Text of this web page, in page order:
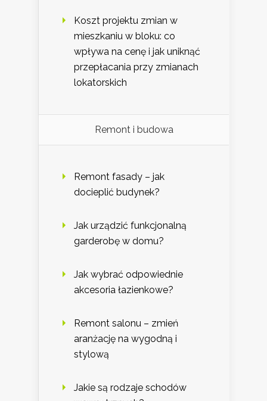
Koszt projektu zmian w
mieszkaniu w bloku: co
wpływa na cenę i jak uniknąć
przepłacania przy zmianach
lokatorskich
Remont i budowa
Remont fasady – jak
docieplić budynek?
Jak urządzić funkcjonalną
garderobę w domu?
Jak wybrać odpowiednie
akcesoria łazienkowe?
Remont salonu – zmień
aranżację na wygodną i
stylową
Jakie są rodzaje schodów